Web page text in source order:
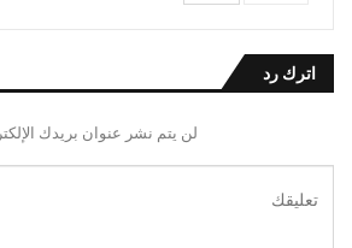
اترك رد
لن يتم نشر عنوان بريدك